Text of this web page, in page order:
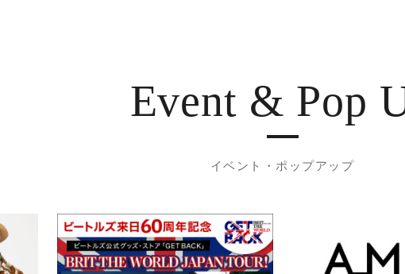
Event & Pop
イベント・ポップアップ